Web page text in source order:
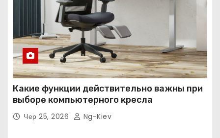
Какие функции действительно важны при
выборе компьютерного кресла
Чер 25, 2026 Ng-Kiev